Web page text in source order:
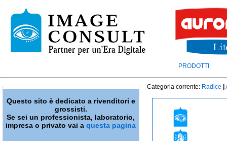
PRODOTTI
Questo sito è dedicato a rivenditori e
grossisti.
Se sei un professionista, laboratorio,
impresa o privato vai aquesta pagina
Categoria corrente: Radice